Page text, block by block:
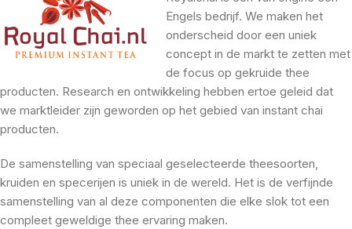
Engels bedrijf. We maken het
onderscheid door een uniek
concept in de markt te zetten met
de focus op gekruide thee
producten. Research en ontwikkeling hebben ertoe geleid dat
we marktleider zijn geworden op het gebied van instant chai
producten.
De samenstelling van speciaal geselecteerde theesoorten,
kruiden en specerijen is uniek in de wereld. Het is de verfijnde
samenstelling van al deze componenten die elke slok tot een
compleet geweldige thee ervaring maken.